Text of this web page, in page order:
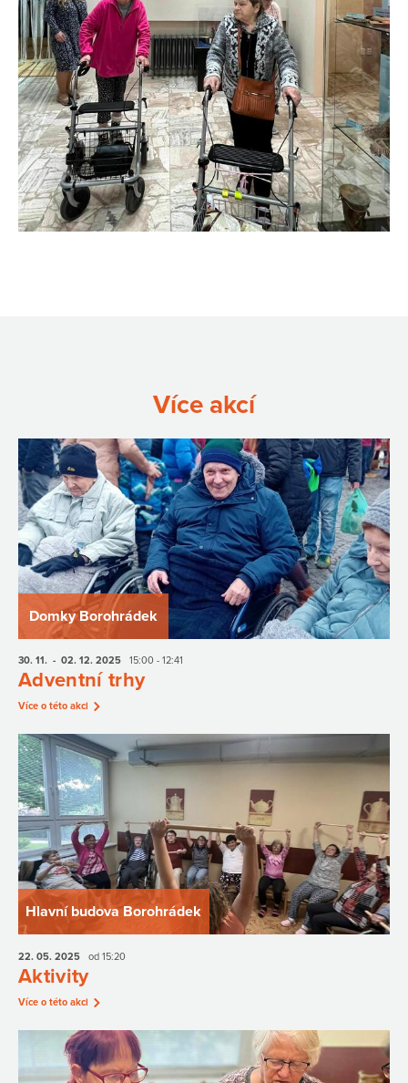
Více akcí
Domky Borohrádek
30. 11. - 02. 12. 2025 15:00 - 12:41
Adventní trhy
Více o této akci
Hlavní budova Borohrádek
22. 05. 2025 od 15:20
Aktivity
Více o této akci